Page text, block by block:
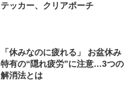
テッカー、クリアポーチ
「休みなのに疲れる」 お盆休み
特有の“隠れ疲労”に注意…3つの
解消法とは